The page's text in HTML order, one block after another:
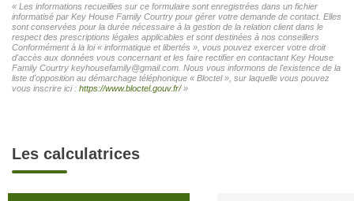
« Les informations recueillies sur ce formulaire sont enregistrées dans un fichier
informatisé par Key House Family Courtry pour gérer votre demande de contact. Elles
sont conservées pour la durée nécessaire à la gestion de la relation client dans le
respect des prescriptions légales applicables et sont destinées à nos conseillers
Conformément à la loi « informatique et libertés », vous pouvez exercer votre droit
d'accès aux données vous concernant et les faire rectifier en contactant Key House
Family Courtry keyhousefamily@gmail.com. Nous vous informons de l'existence de la
liste d'opposition au démarchage téléphonique « Bloctel », sur laquelle vous pouvez
vous inscrire ici : https://www.bloctel.gouv.fr/»
Les calculatrices